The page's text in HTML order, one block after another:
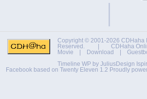
Copyright © 2001-2026 CDHaha
Reserved. | CDHaha
Movie
Download
Timeline WP by JuliusDesign
Facebook based on Twenty Eleven 1.2 Proudly